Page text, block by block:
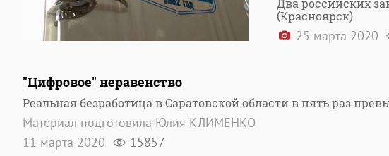
Два российских
(Красноярск)
25 марта 2020
"Цифровое" неравенство
Реальная безработица в Саратовской области в пять раз
Материал подготовила Юлия КЛИМЕНКО
11 марта 2020
15857